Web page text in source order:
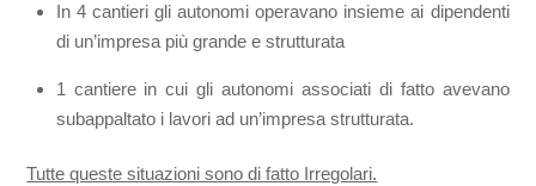
In 4 cantieri gli autonomi operavano insieme ai dipendenti
di un’impresa più grande e strutturata
1 cantiere in cui gli autonomi associati di fatto avevano
subappaltato i lavori ad un’impresa strutturata.
Tutte queste situazioni sono di fatto Irregolari.